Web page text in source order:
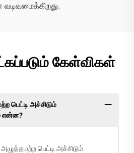
கேள்விகள்
பெட்டி அச்சிடும்
என்ன?
பெட்டி அச்சிடும்